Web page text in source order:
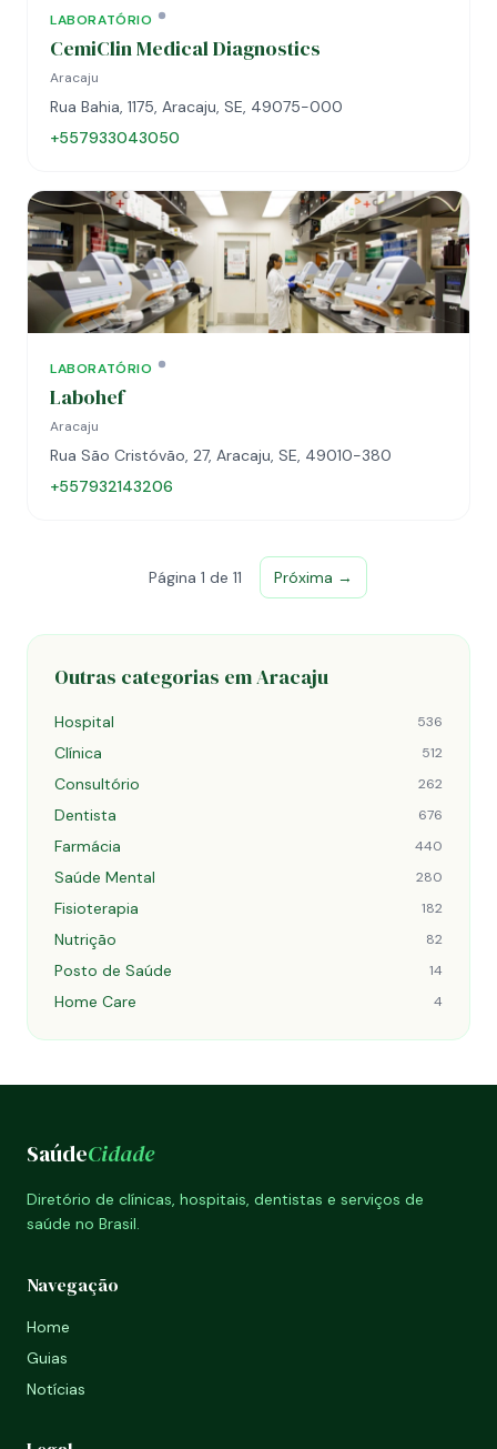
LABORATÓRIO
CemiClin Medical Diagnostics
Aracaju
Rua Bahia, 1175, Aracaju, SE, 49075-000
+557933043050
LABORATÓRIO
Labohef
Aracaju
Rua São Cristóvão, 27, Aracaju, SE, 49010-380
+557932143206
Página 1 de 11 Próxima →
Outras categorias em Aracaju
Hospital 536
Clínica 512
Consultório 262
Dentista 676
Farmácia 440
Saúde Mental 280
Fisioterapia 182
Nutrição 82
Posto de Saúde 14
Home Care 4
SaúdeCidade
Diretório de clínicas, hospitais, dentistas e serviços de
saúde no Brasil.
Navegação
Home
Guias
Notícias